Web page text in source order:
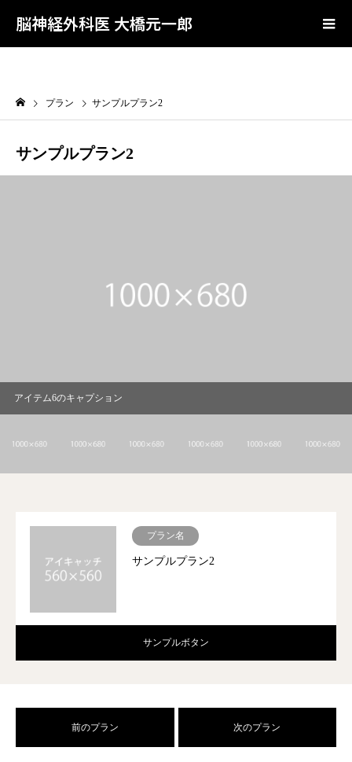
Sitemap: https://0084genichiro.com/sitemap.xml Sitemap:
https://0084genichiro.com/sitemap.rss
脳神経外科医 大橋元一郎
プラン サンプルプラン2
サンプルプラン2
プラン名
サンプルプラン2
サンプルボタン
前のプラン 次のプラン